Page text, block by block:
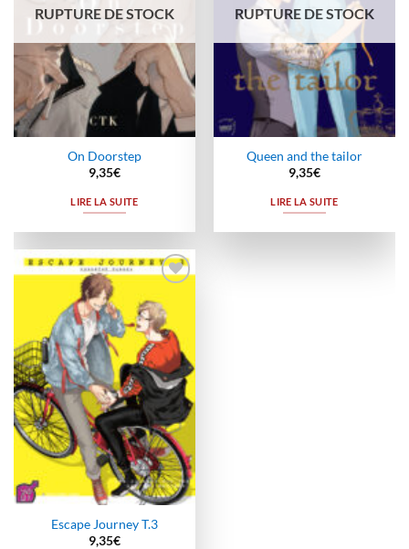
RUPTURE DE STOCK
On Doorstep
9,35€
LIRE LA SUITE
RUPTURE DE STOCK
Queen and the tailor
9,35€
LIRE LA SUITE
à la
wishlist
Escape Journey T.3
9,35€